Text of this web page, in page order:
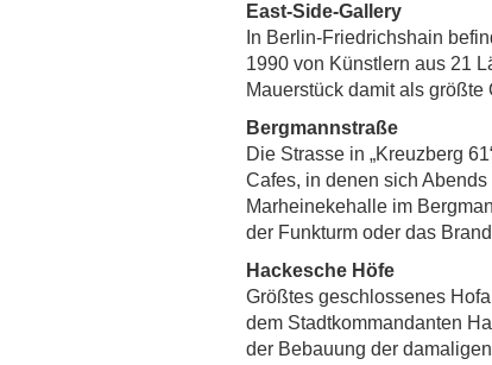
East-Side-Gallery
In Berlin-Friedrichshain
1990 von Künstlern aus 21
Mauerstück damit als
Bergmannstraße
Die Strasse in „Kreuzberg
Cafes, in denen sich
Marheinekehalle im
der Funkturm oder das
Hackesche Höfe
Größtes geschlossenes
dem Stadtkommandanten
der Bebauung der